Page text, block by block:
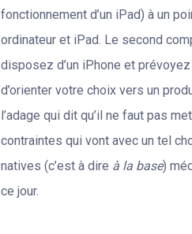
fonctionnement d’un iPad) à un
ordinateur et iPad. Le second
disposez d’un iPhone et prévoyez
d’orienter votre choix vers un
l’adage qui dit qu’il ne faut pas
contraintes qui vont avec un tel
natives (c’est à dire à la base)
ce jour.